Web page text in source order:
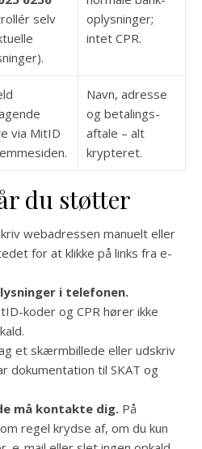
selv
oplysninger;
intet CPR.
via MitID
Navn, adresse
og betalings­
aftale – alt
krypteret.
du støtter
webadressen manuelt eller
for at klikke på links fra e-
i telefonen.
koder og CPR hører ikke
et skærmbillede eller udskriv
dokumentation til SKAT og
må kontakte dig. På
regel krydse af, om du kun